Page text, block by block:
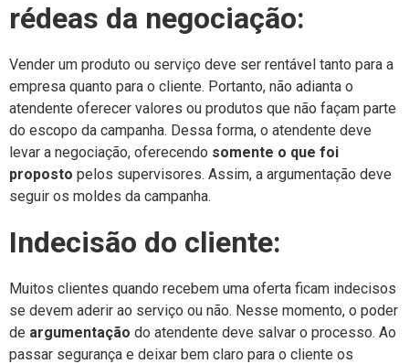
rédeas da negociação:
Vender um produto ou serviço deve ser rentável tanto para a
empresa quanto para o cliente. Portanto, não adianta o
atendente oferecer valores ou produtos que não façam parte
do escopo da campanha. Dessa forma, o atendente deve
levar a negociação, oferecendo somente o que foi
proposto pelos supervisores. Assim, a argumentação deve
seguir os moldes da campanha.
Indecisão do cliente:
Muitos clientes quando recebem uma oferta ficam indecisos
se devem aderir ao serviço ou não. Nesse momento, o poder
de argumentação do atendente deve salvar o processo. Ao
passar segurança e deixar bem claro para o cliente os